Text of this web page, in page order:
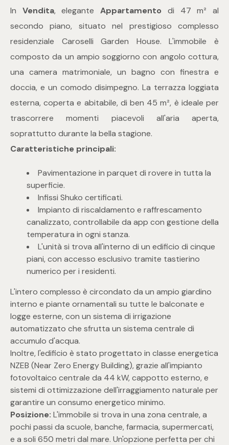
In Vendita, eleganteAppartamento di 47 m² al
secondo piano, situato nel prestigioso complesso
residenziale Caroselli Garden House. L'immobile è
composto da un ampio soggiorno con angolo cottura,
una camera matrimoniale, un bagno con finestra e
doccia, e un comodo disimpegno. La terrazza loggiata
esterna, coperta e abitabile, di ben 45 m², è ideale per
trascorrere momenti piacevoli all'aria aperta,
soprattutto durante la bella stagione.
Caratteristiche principali:
Pavimentazione in parquet di rovere in tutta la
superficie.
Infissi Shuko certificati.
Impianto di riscaldamento e raffrescamento
canalizzato, controllabile da app con gestione della
temperatura in ogni stanza.
L'unità si trova all'interno di un edificio di cinque
piani, con accesso esclusivo tramite tastierino
numerico per i residenti.
L'intero complesso è circondato da un ampio giardino
interno e piante ornamentali su tutte le balconate e
logge esterne, con un sistema di irrigazione
automatizzato che sfrutta un sistema centrale di
accumulo d'acqua.
Inoltre, l'edificio è stato progettato in classe energetica
NZEB (Near Zero Energy Building), grazie all'impianto
fotovoltaico centrale da 44 kW, cappotto esterno, e
sistemi di ottimizzazione dell'irraggiamento naturale per
garantire un consumo energetico minimo.
Posizione: L'immobile si trova in una zona centrale, a
pochi passi da scuole, banche, farmacia, supermercati,
e a soli 650 metri dal mare. Un'opzione perfetta per chi
Commerciali
Industriali
Terreni
Prezzo
Totale
mq
Locali
Qualsiasi
2
3